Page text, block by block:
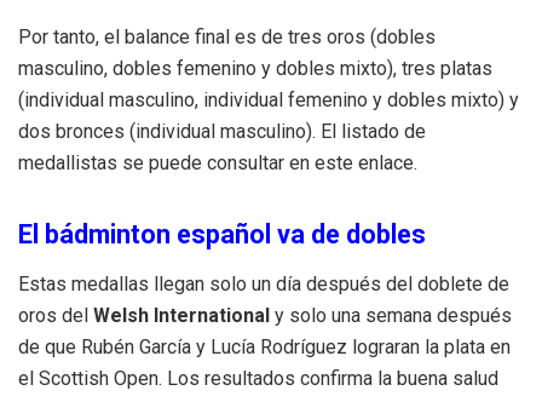
Por tanto, el balance final es de tres oros (dobles
masculino, dobles femenino y dobles mixto), tres platas
(individual masculino, individual femenino y dobles mixto) y
dos bronces (individual masculino). El listado de
medallistas se puede consultar en este enlace.
El bádminton español va de dobles
Estas medallas llegan solo un día después del doblete de
oros del Welsh International y solo una semana después
de que Rubén García y Lucía Rodríguez lograran la plata en
el Scottish Open. Los resultados confirma la buena salud